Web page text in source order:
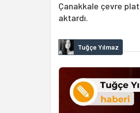
Çanakkale çevre
aktardı.
Tuğçe Yılmaz